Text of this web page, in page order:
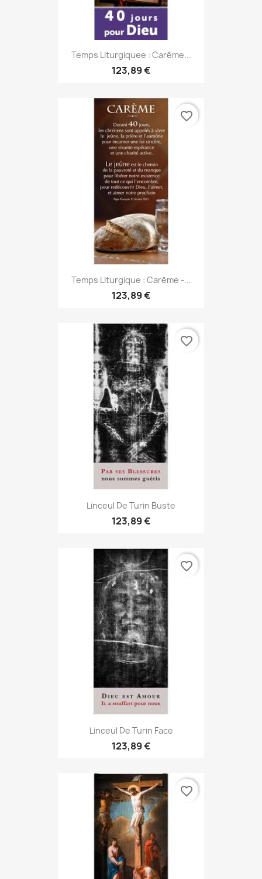
Temps Liturgiquee : Carême...
123,89 €
Temps Liturgique : Carême -...
123,89 €
favorite_border
Linceul De Turin Buste
123,89 €
favorite_border
Linceul De Turin Face
123,89 €
favorite_border
favorite_border